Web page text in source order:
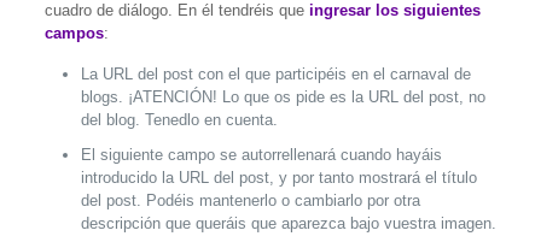
cuadro de diálogo. En él tendréis que ingresar los siguientes
campos:
La URL del post con el que participéis en el carnaval de
blogs. ¡ATENCIÓN! Lo que os pide es la URL del post, no
del blog. Tenedlo en cuenta.
El siguiente campo se autorrellenará cuando hayáis
introducido la URL del post, y por tanto mostrará el título
del post. Podéis mantenerlo o cambiarlo por otra
descripción que queráis que aparezca bajo vuestra imagen.